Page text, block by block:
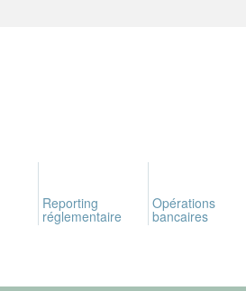
Reporting
réglementaire
Opérations
bancaires